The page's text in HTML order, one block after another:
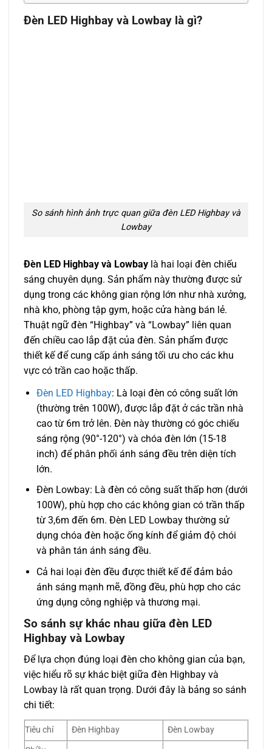
Đèn LED Highbay và Lowbay là gì?
So sánh hình ảnh trực quan giữa đèn LED Highbay và
Lowbay
Đèn LED Highbay và Lowbay là hai loại đèn chiếu
sáng chuyên dụng. Sản phẩm này thường được sử
dụng trong các không gian rộng lớn như nhà xưởng,
nhà kho, phòng tập gym, hoặc cửa hàng bán lẻ.
Thuật ngữ đèn “Highbay” và “Lowbay” liên quan
đến chiều cao lắp đặt của đèn. Sản phẩm được
thiết kế để cung cấp ánh sáng tối ưu cho các khu
vực có trần cao hoặc thấp.
Đèn LED Highbay: Là loại đèn có công suất lớn
(thường trên 100W), được lắp đặt ở các trần nhà
cao từ 6m trở lên. Đèn này thường có góc chiếu
sáng rộng (90°-120°) và chóa đèn lớn (15-18
inch) để phân phối ánh sáng đều trên diện tích
lớn.
Đèn Lowbay: Là đèn có công suất thấp hơn (dưới
100W), phù hợp cho các không gian có trần thấp
từ 3,6m đến 6m. Đèn LED Lowbay thường sử
dụng chóa đèn hoặc ống kính để giảm độ chói
và phân tán ánh sáng đều.
Cả hai loại đèn đều được thiết kế để đảm bảo
ánh sáng mạnh mẽ, đồng đều, phù hợp cho các
ứng dụng công nghiệp và thương mại.
So sánh sự khác nhau giữa đèn LED
Highbay và Lowbay
Để lựa chọn đúng loại đèn cho không gian của bạn,
việc hiểu rõ sự khác biệt giữa đèn Highbay và
Lowbay là rất quan trọng. Dưới đây là bảng so sánh
chi tiết:
Tiêu chí Đèn Highbay
Đèn Lowbay